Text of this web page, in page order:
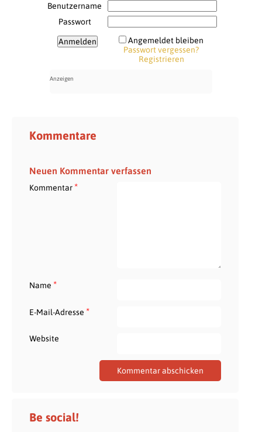
Benutzername
Passwort
Angemeldet bleiben
Passwort vergessen?
Registrieren
Kommentare
Neuen Kommentar verfassen
Kommentar*
Name *
E-Mail-Adresse *
Website
Be social!